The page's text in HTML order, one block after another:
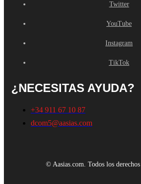
Twitter
YouTube
Instagram
TikTok
¿NECESITAS AYUDA?
+34 911 67 10 87
dcom5@aasias.com
© Aasias.com. Todos los derechos